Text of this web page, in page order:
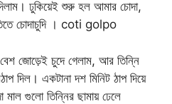
ঢুকিয়েই শুরু হল আমার চোদা,
চোদাচুদি । coti golpo
জোড়েই চুদে গেলাম, আর তিন্নি
দিল। একটানা দশ মিনিট ঠাপ দিয়ে
মাল গুলো তিন্নির ছামায় ঢেলে